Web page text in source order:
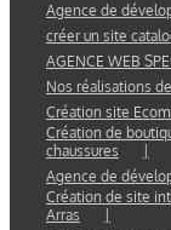
Agence de
créer un site
AGENCE WEB
Nos réalisations
Création site
Création de
chaussures
Agence de
Création de site
Arras